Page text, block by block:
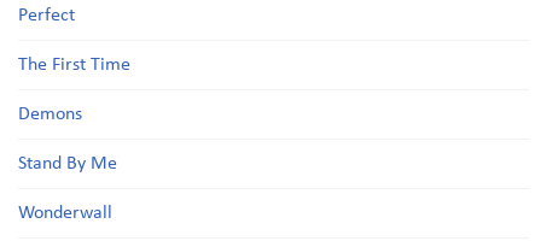
Perfect
The First Time
Demons
Stand By Me
Wonderwall